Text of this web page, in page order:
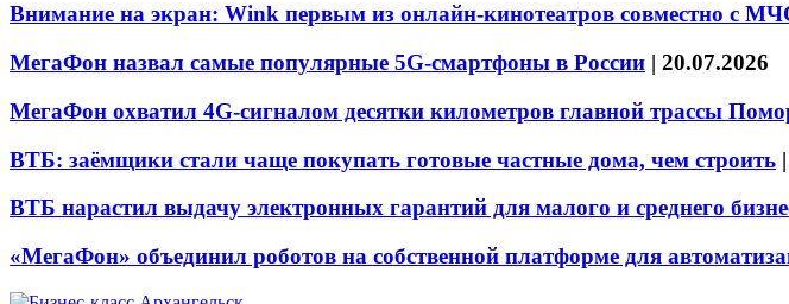
Внимание на экран: Wink первым из онлайн-кинотеатров совместно с
МегаФон назвал самые популярные 5G-смартфоны в России | 20.07.2026
МегаФон охватил 4G-сигналом десятки километров главной трассы
ВТБ: заёмщики стали чаще покупать готовые частные дома, чем строить |
ВТБ нарастил выдачу электронных гарантий для малого и среднего
«МегаФон» объединил роботов на собственной платформе для